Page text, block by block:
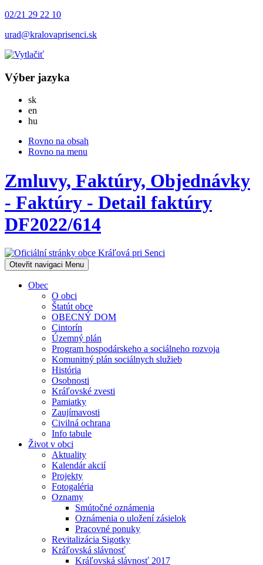
02/21 29 22 10
urad@kralovaprisenci.sk
Výber jazyka
skSlovensky
en
hu
Rovno na obsah
Rovno na menu
Zmluvy, Faktúry, Objednávky
- Faktúry - Detail faktúry
DF2022/614
Otevřit navigaci Menu
Obec
O obci
Štatút obce
OBECNÝ DOM
Cintorín
Územný plán
Program hospodárskeho a sociálneho rozvoja
Komunitný plán sociálnych služieb
História
Osobnosti
Kráľovské zvesti
Pamiatky
Zaujímavosti
Civilná ochrana
Info tabule
Život v obci
Aktuality
Kalendár akcií
Projekty
Fotogaléria
Oznamy
Smútočné oznámenia
Oznámenia o uložení zásielok
Pracovné ponuky
Revitalizácia Sigotky
Kráľovská slávnosť
Kráľovská slávnosť 2017